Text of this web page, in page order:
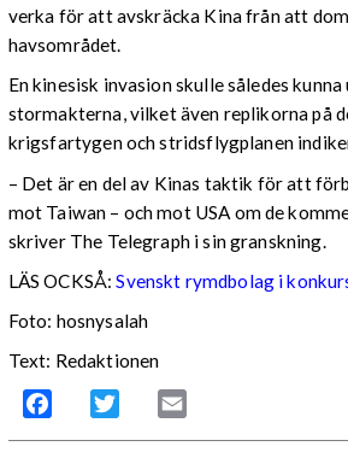
verka för att avskräcka Kina från att
havsområdet.
En kinesisk invasion skulle således
stormakterna, vilket även replikorna på
krigsfartygen och stridsflygplanen
– Det är en del av Kinas taktik för att
mot Taiwan – och mot USA om de
skriver The Telegraph i sin granskning.
LÄS OCKSÅ: Svenskt rymdbolag i
Foto: hosnysalah
Text: Redaktionen
Facebook Twitter